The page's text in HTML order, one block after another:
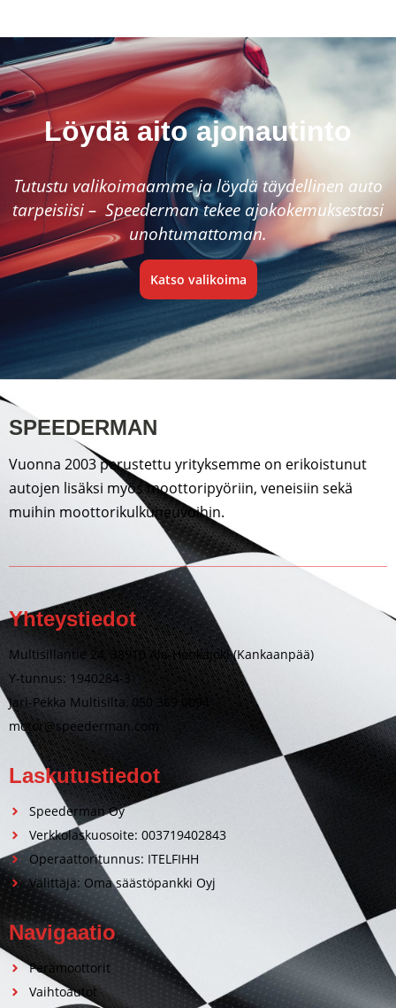
Löydä aito ajonautinto
Tutustu valikoimaamme ja löydä täydellinen auto
tarpeisiisi – Speederman tekee ajokokemuksestasi
unohtumattoman.
Katso valikoima
SPEEDERMAN
Vuonna 2003 perustettu yrityksemme on erikoistunut
autojen lisäksi myös moottoripyöriin, veneisiin sekä
muihin moottorikulkuneuvoihin.
Yhteystiedot
Multisillantie 24, 38910 Ala-Honkajoki (Kankaanpää)
Y-tunnus: 1940284-3
Jari-Pekka Multisilta, 050 369 0094
motor@speederman.com
Laskutustiedot
Speederman Oy
Verkkolaskuosoite: 003719402843
Operaattoritunnus: ITELFIHH
Välittäjä: Oma säästöpankki Oyj
Navigaatio
Perämoottorit
Vaihtoautot